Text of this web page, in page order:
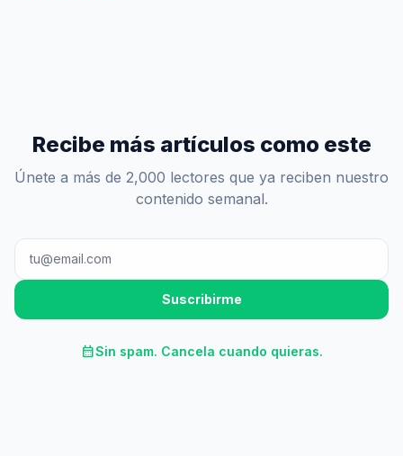
Recibe más artículos como este
Únete a más de 2,000 lectores que ya reciben nuestro
contenido semanal.
Suscribirme
calendar_monthSin spam. Cancela cuando quieras.